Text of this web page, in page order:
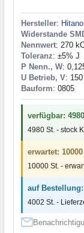
Hersteller: Hitano
Widerstande
Nennwert: 270
Toleranz: ±5% J
P Nenn., W:
U Betrieb, V:
Bauform: 0805
verfügbar:
4980 St. - stock
erwartet:
10000 St. -
auf Bestellung:
4002 St. -